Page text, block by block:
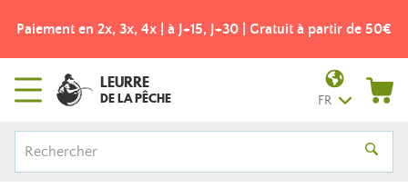
Paiement en 2x, 3x, 4x | à J+15, J+30 | Gratuit à partir de 50€
LEURRE
DE LA PÊCHE FR